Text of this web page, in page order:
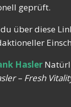
geprüft.
über diese
Hasler
– Fresh